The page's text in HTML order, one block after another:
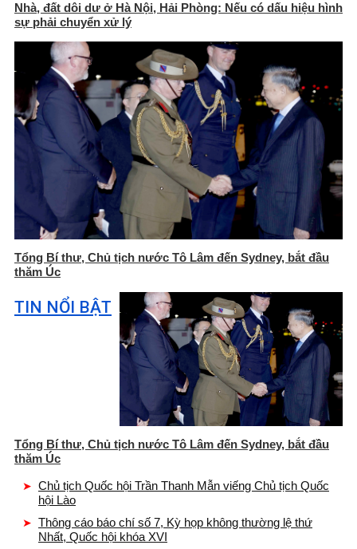
Nhà, đất dôi dư ở Hà Nội, Hải Phòng: Nếu có dấu hiệu hình
sự phải chuyển xử lý
Tổng Bí thư, Chủ tịch nước Tô Lâm đến Sydney, bắt đầu
thăm Úc
TIN NỔI BẬT
Tổng Bí thư, Chủ tịch nước Tô Lâm đến Sydney, bắt đầu
thăm Úc
Chủ tịch Quốc hội Trần Thanh Mẫn viếng Chủ tịch Quốc
hội Lào
Thông cáo báo chí số 7, Kỳ họp không thường lệ thứ
Nhất, Quốc hội khóa XVI